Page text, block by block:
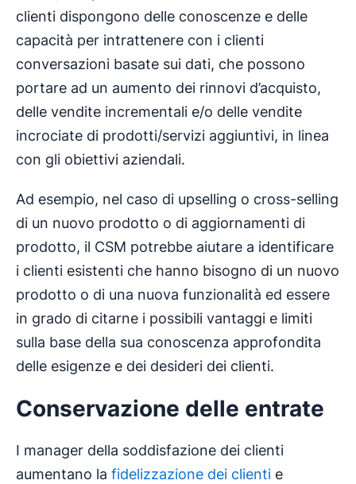
clienti dispongono delle conoscenze e delle
capacità per intrattenere con i clienti
conversazioni basate sui dati, che possono
portare ad un aumento dei rinnovi d’acquisto,
delle vendite incrementali e/o delle vendite
incrociate di prodotti/servizi aggiuntivi, in linea
con gli obiettivi aziendali.
Ad esempio, nel caso di upselling o cross-selling
di un nuovo prodotto o di aggiornamenti di
prodotto, il CSM potrebbe aiutare a identificare
i clienti esistenti che hanno bisogno di un nuovo
prodotto o di una nuova funzionalità ed essere
in grado di citarne i possibili vantaggi e limiti
sulla base della sua conoscenza approfondita
delle esigenze e dei desideri dei clienti.
Conservazione delle entrate
I manager della soddisfazione dei clienti
aumentano la fidelizzazione dei clienti e